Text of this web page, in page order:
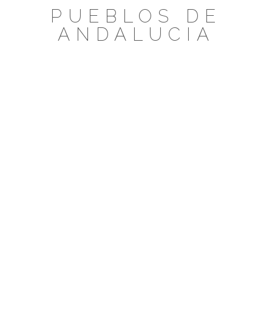
PUEBLOS DE
ANDALUCIA